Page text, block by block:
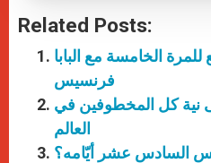
Related Posts:
الخامسة مع البابا
فرنسيس
نية كل المخطوفين في
العالم
السادس عشر أيّامه؟